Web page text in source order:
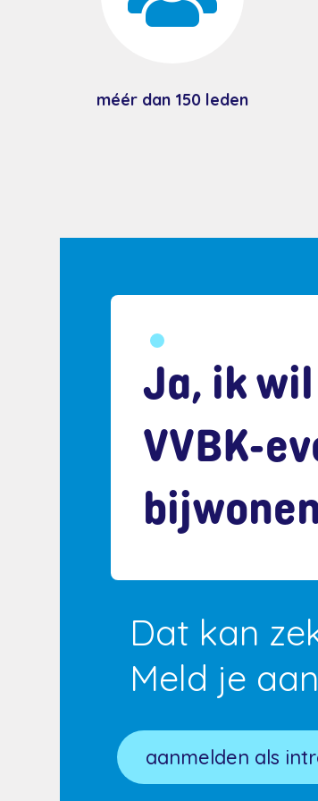
méér dan 150 leden
Ja, ik
VVBK-
Dat kan
Meld je
aanmelden als